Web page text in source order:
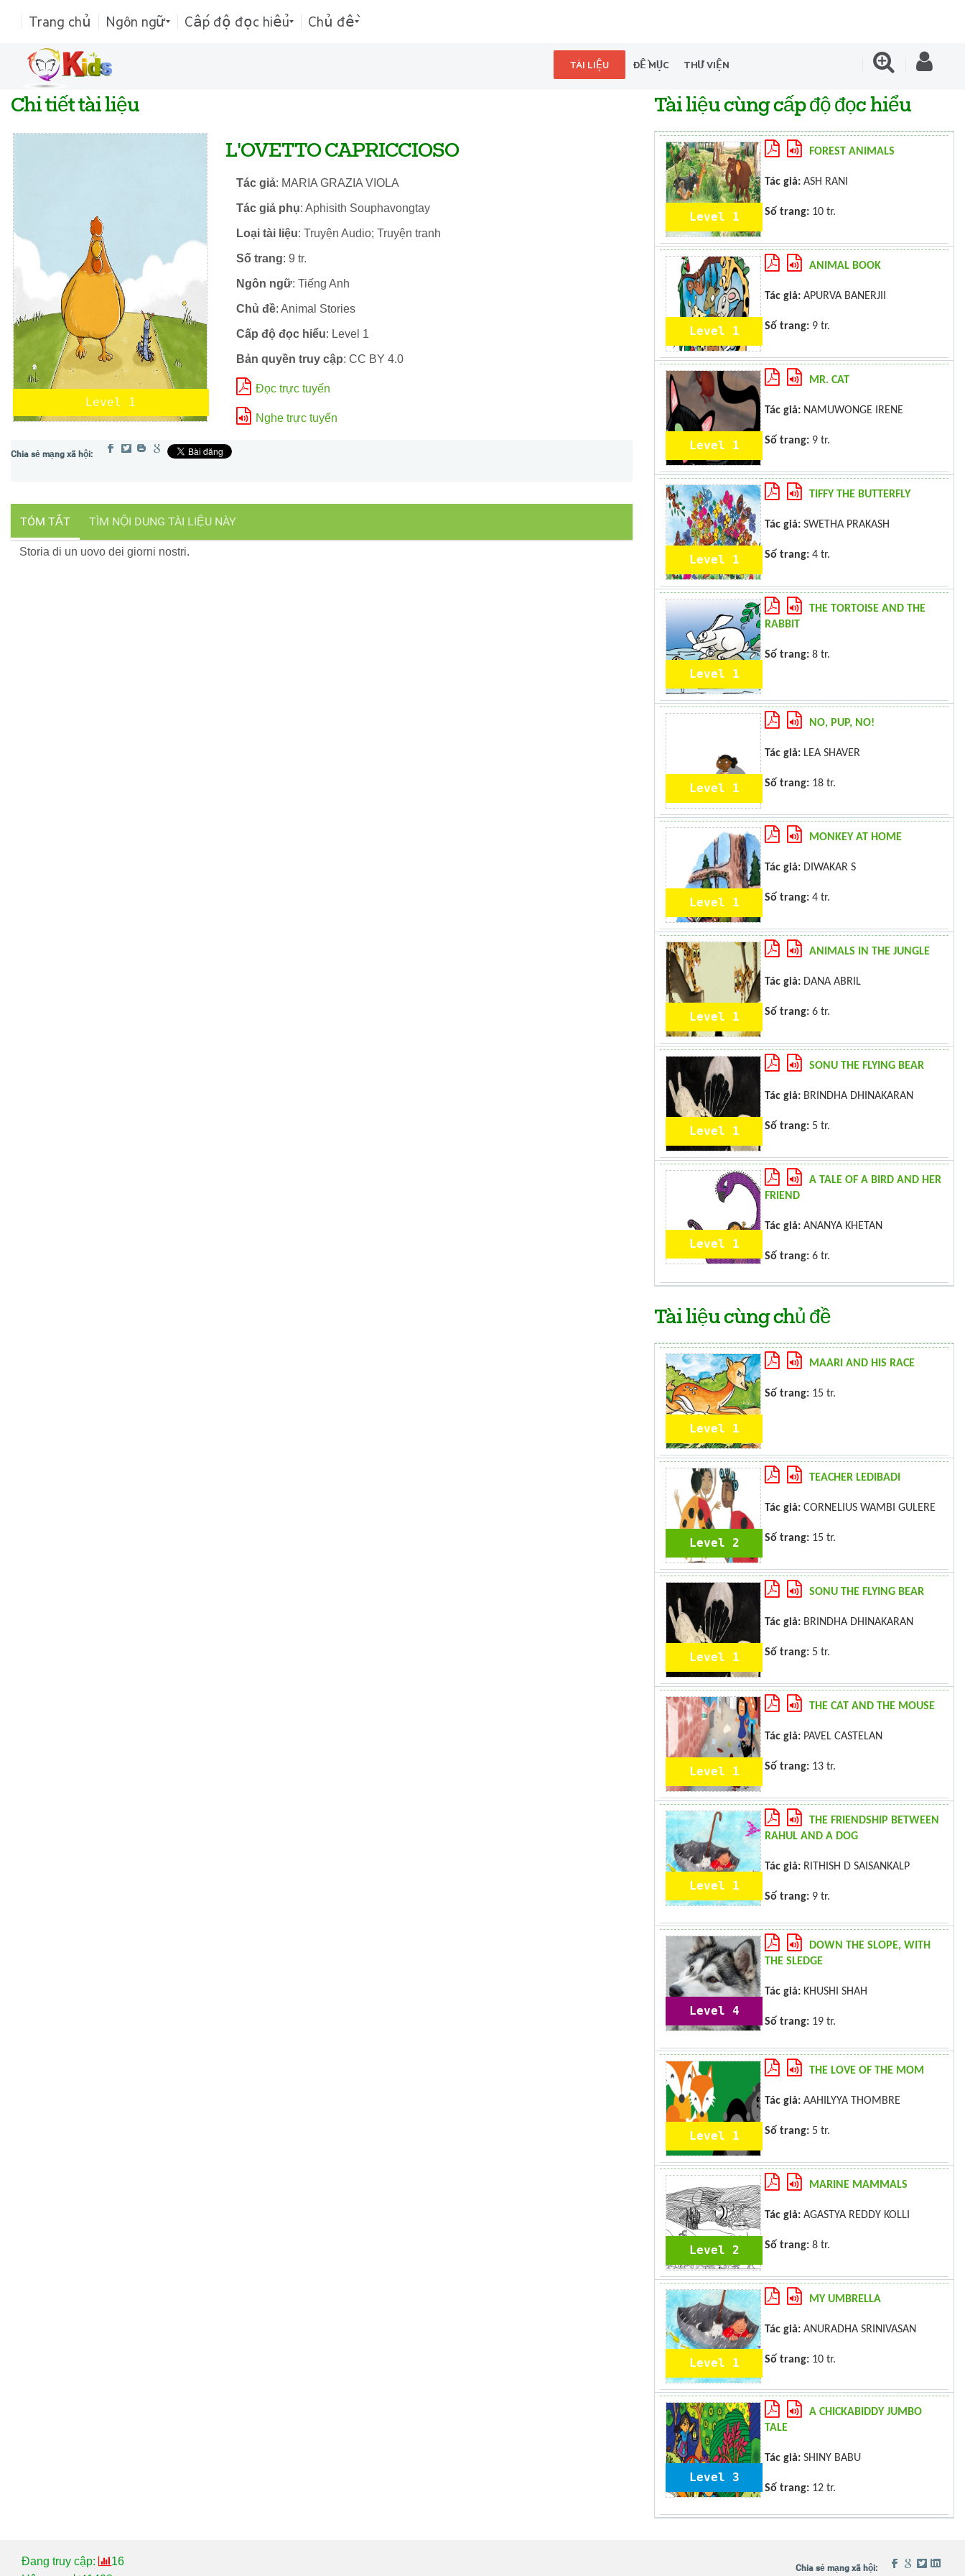
Trang chủ Ngôn ngữ Cấp độ đọc hiểu Chủ đề
TÀI LIỆU ĐỀ MỤC THƯ VIỆN
Chi tiết tài liệu
Level 1
L'OVETTO CAPRICCIOSO
Tác giả: MARIA GRAZIA VIOLA
Tác giả phụ: Aphisith Souphavongtay
Loại tài liệu: Truyện Audio; Truyện tranh
Số trang: 9 tr.
Ngôn ngữ: Tiếng Anh
Chủ đề: Animal Stories
Cấp độ đọc hiểu: Level 1
Bản quyền truy cập: CC BY 4.0
Đọc trực tuyến
Nghe trực tuyến
TÓM TẮT TÌM NỘI DUNG TÀI LIỆU NÀY
Storia di un uovo dei giorni nostri.
Tài liệu cùng cấp độ đọc hiểu
Level 1
FOREST ANIMALS
Tác giả: ASH RANI
Số trang: 10 tr.
Level 1
ANIMAL BOOK
Tác giả: APURVA BANERJII
Số trang: 9 tr.
Level 1
MR. CAT
Tác giả: NAMUWONGE IRENE
Số trang: 9 tr.
Level 1
TIFFY THE BUTTERFLY
Tác giả: SWETHA PRAKASH
Số trang: 4 tr.
Level 1
THE TORTOISE AND THE
RABBIT
Số trang: 8 tr.
Level 1
NO, PUP, NO!
Tác giả: LEA SHAVER
Số trang: 18 tr.
Level 1
MONKEY AT HOME
Tác giả: DIWAKAR S
Số trang: 4 tr.
Level 1
ANIMALS IN THE JUNGLE
Tác giả: DANA ABRIL
Số trang: 6 tr.
Level 1
SONU THE FLYING BEAR
Tác giả: BRINDHA DHINAKARAN
Số trang: 5 tr.
Level 1
A TALE OF A BIRD AND HER
FRIEND
Tác giả: ANANYA KHETAN
Số trang: 6 tr.
Tài liệu cùng chủ đề
Level 1
MAARI AND HIS RACE
Số trang: 15 tr.
Level 2
TEACHER LEDIBADI
Tác giả: CORNELIUS WAMBI GULERE
Số trang: 15 tr.
Level 1
SONU THE FLYING BEAR
Tác giả: BRINDHA DHINAKARAN
Số trang: 5 tr.
Level 1
THE CAT AND THE MOUSE
Tác giả: PAVEL CASTELAN
Số trang: 13 tr.
Level 1
THE FRIENDSHIP BETWEEN
RAHUL AND A DOG
Tác giả: RITHISH D SAISANKALP
Số trang: 9 tr.
Level 4
DOWN THE SLOPE, WITH
THE SLEDGE
Tác giả: KHUSHI SHAH
Số trang: 19 tr.
Level 1
THE LOVE OF THE MOM
Tác giả: AAHILYYA THOMBRE
Số trang: 5 tr.
Level 2
MARINE MAMMALS
Tác giả: AGASTYA REDDY KOLLI
Số trang: 8 tr.
Level 1
MY UMBRELLA
Tác giả: ANURADHA SRINIVASAN
Số trang: 10 tr.
Level 3
A CHICKABIDDY JUMBO
TALE
Tác giả: SHINY BABU
Số trang: 12 tr.
Đang truy cập:
16